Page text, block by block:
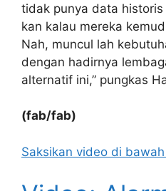
tidak punya data
kan kalau mereka
Nah, muncul lah
dengan hadirnya
alternatif ini,” pungkas
(fab/fab)
Saksikan video di